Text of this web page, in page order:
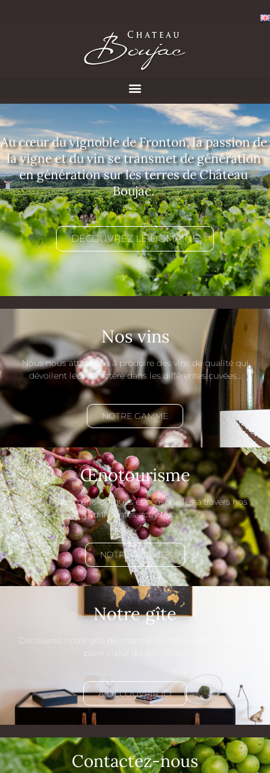
Au cœur du vignoble de Fronton, la passion de
la vigne et du vin se transmet de génération
en génération sur les terres de Château
Boujac.
DÉCOUVREZ LE DOMAINE
Nos vins
Nous nous attachons à produire des vins de qualité qui
dévoilent leur caractère dans les différentes cuvées…
NOTRE GAMME
Œnotourisme
Découvertes œnologiques et sensorielles à travers nos
différentes activités…
NOTRE ACTIVITÉ
Notre gîte
Découvrez notre gîte de charme au milieu des vignes en
plein cœur du domaine…
À DÉCOUVRIR ICI
Contactez-nous